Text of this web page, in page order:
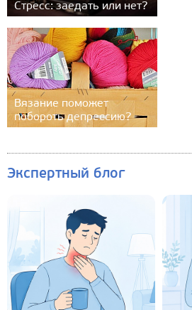
Стресс: заедать или нет?
Вязание поможет
побороть депрессию?
Экспертный блог